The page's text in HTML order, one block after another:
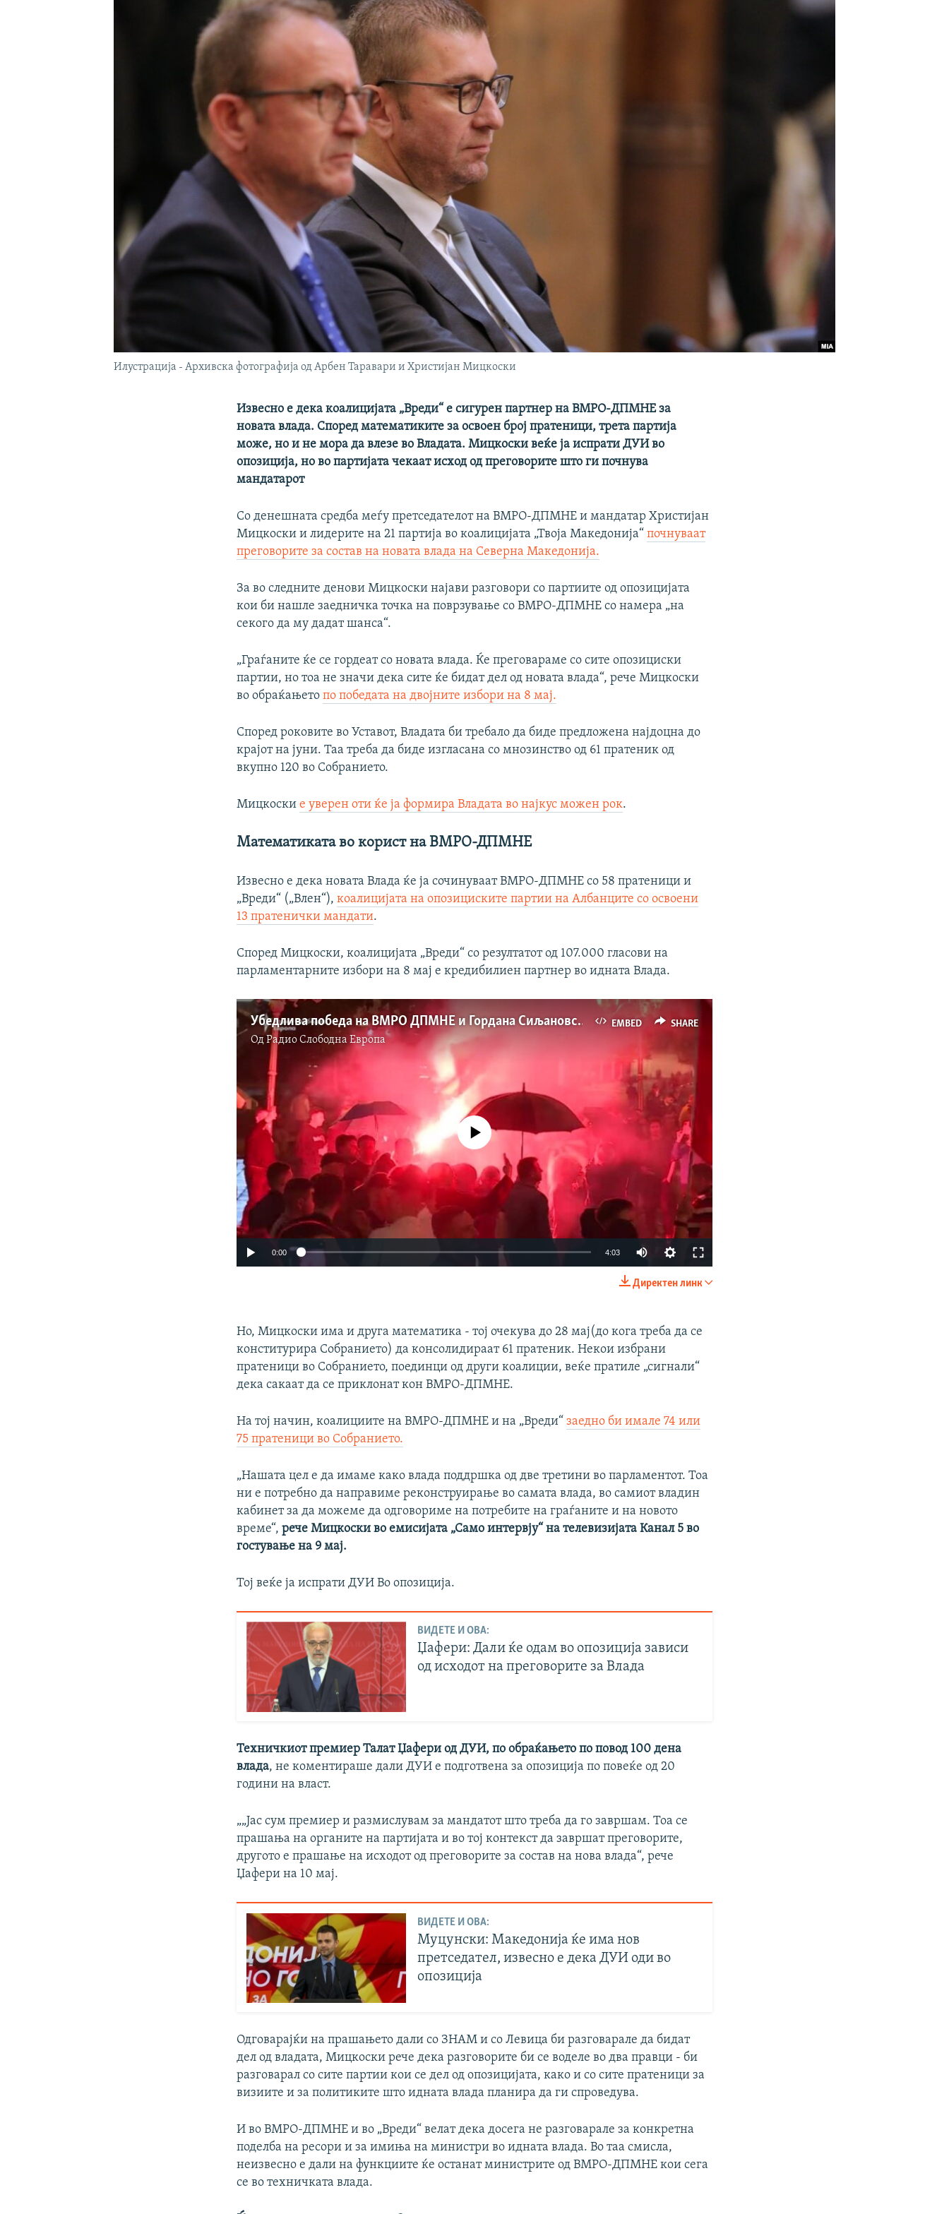
Илустрација - Архивска фотографија од Арбен Таравари и Христијан Мицкоски
Извесно е дека коалицијата „Вреди“ е сигурен партнер на ВМРО-ДПМНЕ за
новата влада. Според математиките за освоен број пратеници, трета партија
може, но и не мора да влезе во Владата. Мицкоски веќе ја испрати ДУИ во
опозиција, но во партијата чекаат исход од преговорите што ги почнува
мандатарот
Со денешната средба меѓу претседателот на ВМРО-ДПМНЕ и мандатар Христијан
Мицкоски и лидерите на 21 партија во коалицијата „Твоја Македонија“почнуваат
преговорите за состав на новата влада на Северна Македонија.
За во следните денови Мицкоски најави разговори со партиите од опозицијата
кои би нашле заедничка точка на поврзување со ВМРО-ДПМНЕ со намера „на
секого да му дадат шанса“.
„Граѓаните ќе се гордеат со новата влада. Ќе преговараме со сите опозициски
партии, но тоа не значи дека сите ќе бидат дел од новата влада“, рече Мицкоски
во обраќањетопо победата на двојните избори на 8 мај.
Според роковите во Уставот, Владата би требало да биде предложена најдоцна до
крајот на јуни. Таа треба да биде изгласана со мнозинство од 61 пратеник од
вкупно 120 во Собранието.
Мицкоские уверен оти ќе ја формира Владата во најкус можен рок.
Математиката во корист на ВМРО-ДПМНЕ
Извесно е дека новата Влада ќе ја сочинуваат ВМРО-ДПМНЕ со 58 пратеници и
„Вреди“ („Влен“),коалицијата на опозициските партии на Албанците со освоени
13 пратенички мандати.
Според Мицкоски, коалицијата „Вреди“ со резултатот од 107.000 гласови на
парламентарните избори на 8 мај е кредибилиен партнер во идната Влада.
EMBED SHARE
Убедлива победа на ВМРО ДПМНЕ и Гордана Сиљановска
ОдРадио Слободна Eвропа
SHARE
Auto 240p 360p 480p
No media source currently available
0:00 4:03
480p
720p
1080p
Директен линк
Но, Мицкоски има и друга математика - тој очекува до 28 мај(до кога треба да се
конститурира Собранието) да консолидираат 61 пратеник. Некои избрани
пратеници во Собранието, поединци од други коалиции, веќе пратиле „сигнали“
дека сакаат да се приклонат кон ВМРО-ДПМНЕ.
На тој начин, коалициите на ВМРО-ДПМНЕ и на „Вреди“заедно би имале 74 или
75 пратеници во Собранието.
„Нашата цел е да имаме како влада поддршка од две третини во парламентот. Тоа
ни е потребно да направиме реконструирање во самата влада, во самиот владин
кабинет за да можеме да одговориме на потребите на граѓаните и на новото
време“, рече Мицкоски во емисијата „Само интервју“ на телевизијата Канал 5 во
гостување на 9 мај.
Тој веќе ја испрати ДУИ Во опозиција.
ВИДЕТЕ И ОВА:
Џафери: Дали ќе одам во опозиција зависи
од исходот на преговорите за Влада
Техничкиот премиер Талат Џафери од ДУИ, по обраќањето по повод 100 дена
влада, не коментираше дали ДУИ е подготвена за опозиција по повеќе од 20
години на власт.
„„Јас сум премиер и размислувам за мандатот што треба да го завршам. Тоа се
прашања на органите на партијата и во тој контекст да завршат преговорите,
другото е прашање на исходот од преговорите за состав на нова влада“, рече
Џафери на 10 мај.
ВИДЕТЕ И ОВА:
Муцунски: Македонија ќе има нов
претседател, извесно е дека ДУИ оди во
опозиција
Одговарајќи на прашањето дали со ЗНАМ и со Левица би разговарале да бидат
дел од владата, Мицкоски рече дека разговорите би се воделе во два правци - би
разговарал со сите партии кои се дел од опозицијата, како и со сите пратеници за
визиите и за политиките што идната влада планира да ги спроведува.
И во ВМРО-ДПМНЕ и во „Вреди“ велат дека досега не разговарале за конкретна
поделба на ресори и за имиња на министри во идната влада. Во таа смисла,
неизвесно е дали на функциите ќе останат министрите од ВМРО-ДПМНЕ кои сега
се во техничката влада.